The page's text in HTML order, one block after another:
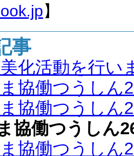
】
事
化活動を行い
協働つうしん
協働つうしん
協働つうしん
協働つうしん